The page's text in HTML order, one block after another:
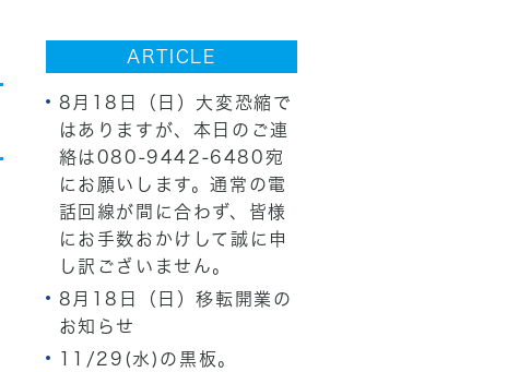
ARTICLE
8月18日（日）大変恐縮で
はありますが、本日のご連
絡は080-9442-6480宛
にお願いします。通常の電
話回線が間に合わず、皆様
にお手数おかけして誠に申
し訳ございません。
8月18日（日）移転開業の
お知らせ
11/29(水)の黒板。